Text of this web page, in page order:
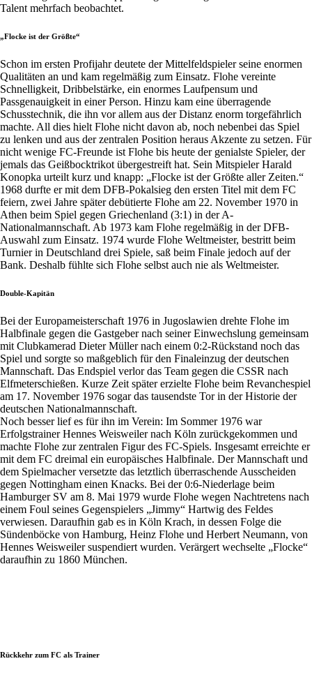
Talent mehrfach beobachtet.
„Flocke ist der Größte“
Schon im ersten Profijahr deutete der Mittelfeldspieler seine enormen
Qualitäten an und kam regelmäßig zum Einsatz. Flohe vereinte
Schnelligkeit, Dribbelstärke, ein enormes Laufpensum und
Passgenauigkeit in einer Person. Hinzu kam eine überragende
Schusstechnik, die ihn vor allem aus der Distanz enorm torgefährlich
machte. All dies hielt Flohe nicht davon ab, noch nebenbei das Spiel
zu lenken und aus der zentralen Position heraus Akzente zu setzen. Für
nicht wenige FC-Freunde ist Flohe bis heute der genialste Spieler, der
jemals das Geißbocktrikot übergestreift hat. Sein Mitspieler Harald
Konopka urteilt kurz und knapp: „Flocke ist der Größte aller Zeiten.“
1968 durfte er mit dem DFB-Pokalsieg den ersten Titel mit dem FC
feiern, zwei Jahre später debütierte Flohe am 22. November 1970 in
Athen beim Spiel gegen Griechenland (3:1) in der A-
Nationalmannschaft. Ab 1973 kam Flohe regelmäßig in der DFB-
Auswahl zum Einsatz. 1974 wurde Flohe Weltmeister, bestritt beim
Turnier in Deutschland drei Spiele, saß beim Finale jedoch auf der
Bank. Deshalb fühlte sich Flohe selbst auch nie als Weltmeister.
Double-Kapitän
Bei der Europameisterschaft 1976 in Jugoslawien drehte Flohe im
Halbfinale gegen die Gastgeber nach seiner Einwechslung gemeinsam
mit Clubkamerad Dieter Müller nach einem 0:2-Rückstand noch das
Spiel und sorgte so maßgeblich für den Finaleinzug der deutschen
Mannschaft. Das Endspiel verlor das Team gegen die CSSR nach
Elfmeterschießen. Kurze Zeit später erzielte Flohe beim Revanchespiel
am 17. November 1976 sogar das tausendste Tor in der Historie der
deutschen Nationalmannschaft.
Noch besser lief es für ihn im Verein: Im Sommer 1976 war
Erfolgstrainer Hennes Weisweiler nach Köln zurückgekommen und
machte Flohe zur zentralen Figur des FC-Spiels. Insgesamt erreichte er
mit dem FC dreimal ein europäisches Halbfinale. Der Mannschaft und
dem Spielmacher versetzte das letztlich überraschende Ausscheiden
gegen Nottingham einen Knacks. Bei der 0:6-Niederlage beim
Hamburger SV am 8. Mai 1979 wurde Flohe wegen Nachtretens nach
einem Foul seines Gegenspielers „Jimmy“ Hartwig des Feldes
verwiesen. Daraufhin gab es in Köln Krach, in dessen Folge die
Sündenböcke von Hamburg, Heinz Flohe und Herbert Neumann, von
Hennes Weisweiler suspendiert wurden. Verärgert wechselte „Flocke“
daraufhin zu 1860 München.
Rückkehr zum FC als Trainer